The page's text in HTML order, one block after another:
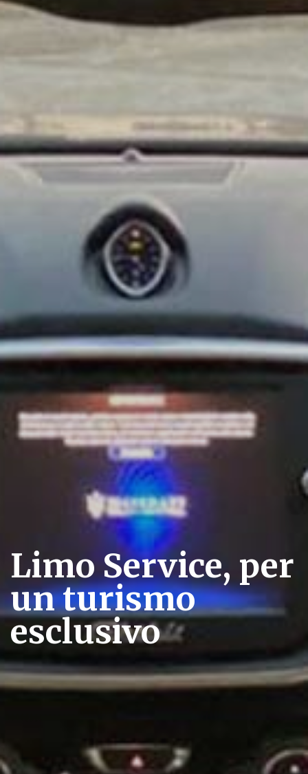
Limo Service, per
un turismo
esclusivo